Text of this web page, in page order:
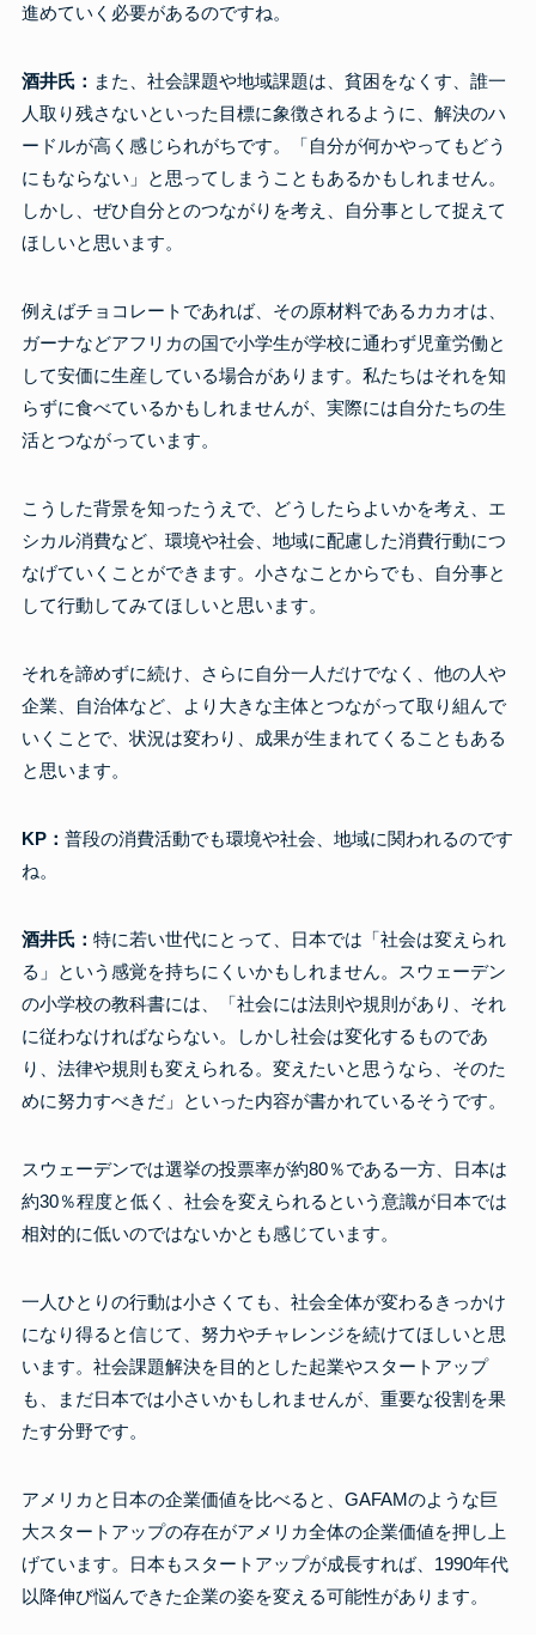
進めていく必要があるのですね。
酒井氏： また、社会課題や地域課題は、貧困をなくす、誰一
人取り残さないといった目標に象徴されるように、解決のハ
ードルが高く感じられがちです。「自分が何かやってもどう
にもならない」と思ってしまうこともあるかもしれません。
しかし、ぜひ自分とのつながりを考え、自分事として捉えて
ほしいと思います。
例えばチョコレートであれば、その原材料であるカカオは、
ガーナなどアフリカの国で小学生が学校に通わず児童労働と
して安価に生産している場合があります。私たちはそれを知
らずに食べているかもしれませんが、実際には自分たちの生
活とつながっています。
こうした背景を知ったうえで、どうしたらよいかを考え、エ
シカル消費など、環境や社会、地域に配慮した消費行動につ
なげていくことができます。小さなことからでも、自分事と
して行動してみてほしいと思います。
それを諦めずに続け、さらに自分一人だけでなく、他の人や
企業、自治体など、より大きな主体とつながって取り組んで
いくことで、状況は変わり、成果が生まれてくることもある
と思います。
KP： 普段の消費活動でも環境や社会、地域に関われるのです
ね。
酒井氏： 特に若い世代にとって、日本では「社会は変えられ
る」という感覚を持ちにくいかもしれません。スウェーデン
の小学校の教科書には、「社会には法則や規則があり、それ
に従わなければならない。しかし社会は変化するものであ
り、法律や規則も変えられる。変えたいと思うなら、そのた
めに努力すべきだ」といった内容が書かれているそうです。
スウェーデンでは選挙の投票率が約80％である一方、日本は
約30％程度と低く、社会を変えられるという意識が日本では
相対的に低いのではないかとも感じています。
一人ひとりの行動は小さくても、社会全体が変わるきっかけ
になり得ると信じて、努力やチャレンジを続けてほしいと思
います。社会課題解決を目的とした起業やスタートアップ
も、まだ日本では小さいかもしれませんが、重要な役割を果
たす分野です。
アメリカと日本の企業価値を比べると、GAFAMのような巨
大スタートアップの存在がアメリカ全体の企業価値を押し上
げています。日本もスタートアップが成長すれば、1990年代
以降伸び悩んできた企業の姿を変える可能性があります。